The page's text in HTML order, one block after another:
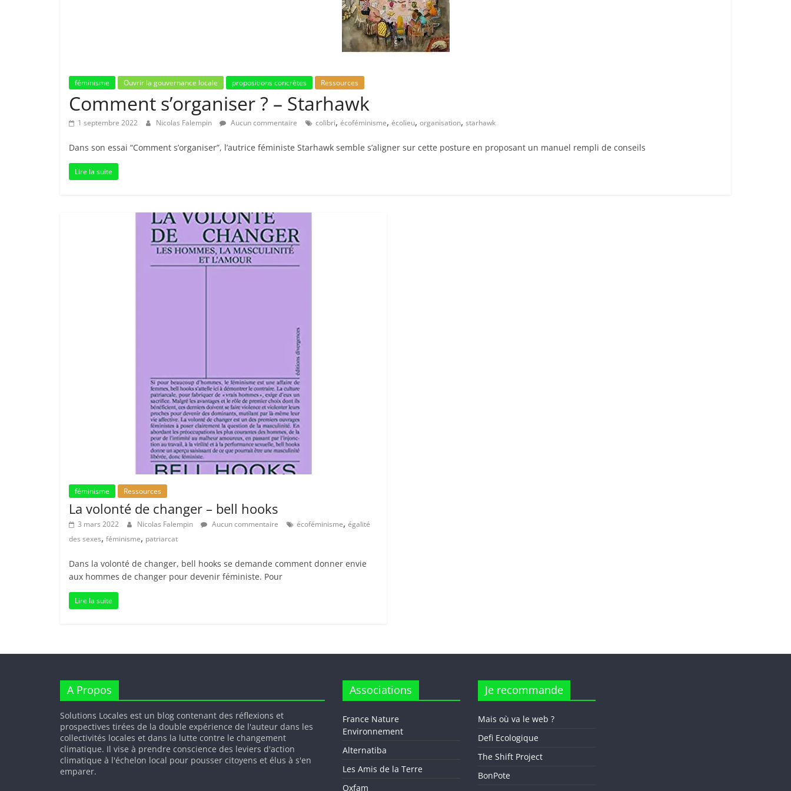
féminisme Ouvrir la gouvernance locale propositions concrètes Ressources
Comment s’organiser ? – Starhawk
1 septembre 2022 Nicolas Falempin Aucun commentaire colibri, écoféminisme, écolieu, organisation, starhawk
Dans son essai “Comment s’organiser”, l’autrice féministe Starhawk semble s’aligner sur cette posture en proposant un manuel rempli de conseils
Lire la suite
féminisme Ressources
La volonté de changer – bell hooks
3 mars 2022 Nicolas Falempin Aucun commentaire écoféminisme, égalité
des sexes, féminisme, patriarcat
Dans la volonté de changer, bell hooks se demande comment donner envie
aux hommes de changer pour devenir féministe. Pour
Lire la suite
A Propos
Solutions Locales est un blog contenant des réflexions et
prospectives tirées de la double expérience de l'auteur dans les
collectivités locales et dans la lutte contre le changement
climatique. Il vise à prendre conscience des leviers d'action
climatique à l'échelon local pour pousser citoyens et élus à s'en
emparer.
Associations
France Nature
Environnement
Alternatiba
Les Amis de la Terre
Oxfam
Je recommande
Mais où va le web ?
Defi Ecologique
The Shift Project
BonPote